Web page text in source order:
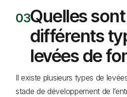
Quelles
différents
levées de
Il existe plusieurs types de
stade de développement de